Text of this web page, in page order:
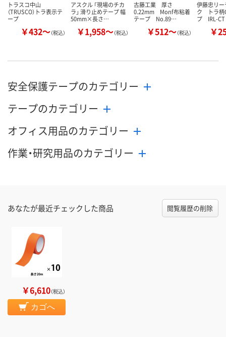
トラスコ中山
（TRUSCO）トラ表示テ
ープ
￥432～（税込）
アスクル 「現場のチカ
ラ」 滑り止めテープ 幅
50mm×長さ…
￥1,958～（税込）
古藤工業 厚さ
0.22mm Monf布粘着
テープ No.89…
￥512～（税込）
伊藤忠リ
ク トラ柄
プ IRL-CT
￥
安全保護テープのカテゴリー
テープのカテゴリー
オフィス用品のカテゴリー
作業・研究用品のカテゴリー
あなたが最近チェックした商品 閲覧履歴の削除
￥6,610（税込）
カゴへ